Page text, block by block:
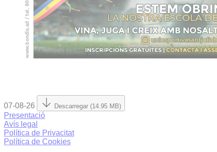
07-08-26 Descarregar (14.95 MB)
Presentació
Avís legal
Política de Privacitat
Política de Cookies